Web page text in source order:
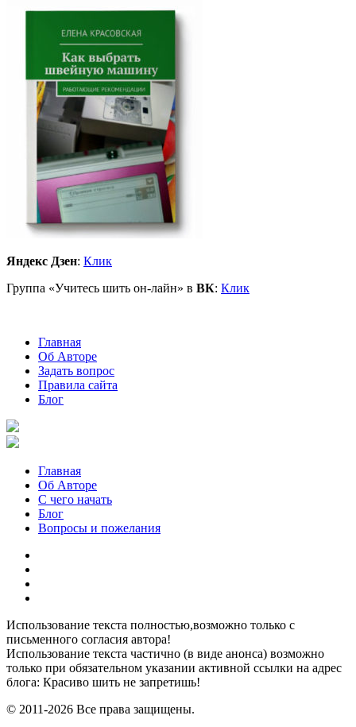
Яндекс Дзен: Клик
Группа «Учитесь шить он-лайн» в ВК: Клик
Главная
Об Авторе
Задать вопрос
Правила сайта
Блог
Главная
Об Авторе
С чего начать
Блог
Вопросы и пожелания
Использование текста полностью,возможно только с
письменного согласия автора!
Использование текста частично (в виде анонса) возможно
только при обязательном указании активной ссылки на адрес
блога: Красиво шить не запретишь!
© 2011-2026 Все права защищены.